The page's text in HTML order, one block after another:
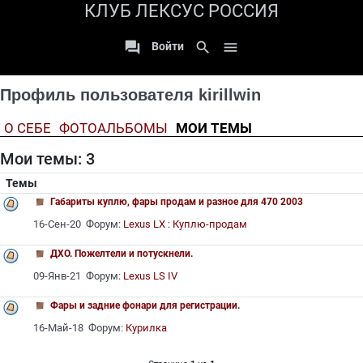
КЛУБ ЛЕКСУС РОССИЯ
 Войти search 
Профиль пользователя kirillwin
О СЕБЕ ФОТОАЛЬБОМЫ МОИ ТЕМЫ
Мои темы: 3
Темы
Габариты куплю, фары продам и разное для 470 2003
16-Сен-20 Форум: Lexus LX : Куплю-продам
ДХО. Пожелтели и потускнели.
09-Янв-21 Форум: Lexus LS IV
Фары и задние фонари для регистрации.
16-Май-18 Форум: Курилка